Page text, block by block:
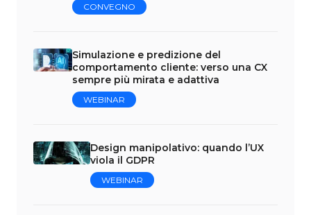
CONVEGNO
Simulazione e predizione del
comportamento cliente: verso una CX
sempre più mirata e adattiva
WEBINAR
Design manipolativo: quando l’UX
viola il GDPR
WEBINAR